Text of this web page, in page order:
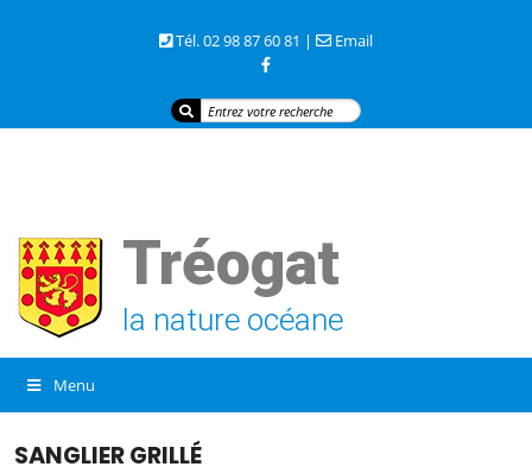
Tél. 02 98 87 60 81 |
Email
Tréogat
la nature océane
Menu
SANGLIER GRILLÉ